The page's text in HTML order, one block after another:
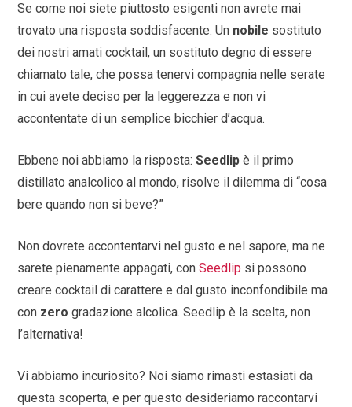
Se come noi siete piuttosto esigenti non avrete mai
trovato una risposta soddisfacente. Un nobile sostituto
dei nostri amati cocktail, un sostituto degno di essere
chiamato tale, che possa tenervi compagnia nelle serate
in cui avete deciso per la leggerezza e non vi
accontentate di un semplice bicchier d’acqua.
Ebbene noi abbiamo la risposta:Seedlip è il primo
distillato analcolico al mondo, risolve il dilemma di “cosa
bere quando non si beve?”
Non dovrete accontentarvi nel gusto e nel sapore, ma ne
sarete pienamente appagati, conSeedlip si possono
creare cocktail di carattere e dal gusto inconfondibile ma
con zero gradazione alcolica. Seedlip è la scelta, non
l’alternativa!
Vi abbiamo incuriosito? Noi siamo rimasti estasiati da
questa scoperta, e per questo desideriamo raccontarvi